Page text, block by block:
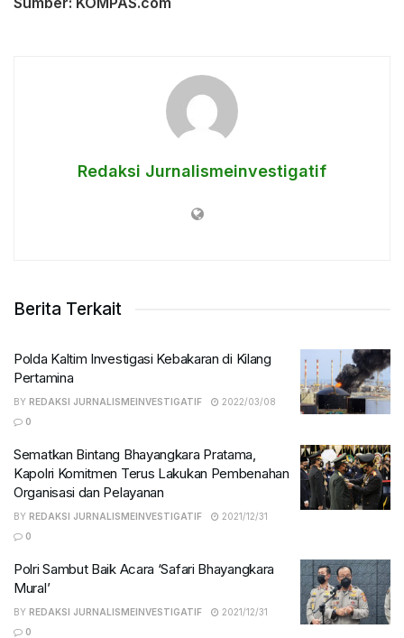
Redaksi Jurnalismeinvestigatif
Berita Terkait
Polda Kaltim Investigasi Kebakaran di Kilang
Pertamina
BY REDAKSI JURNALISMEINVESTIGATIF
2022/03/08
0
Sematkan Bintang Bhayangkara Pratama,
Kapolri Komitmen Terus Lakukan Pembenahan
Organisasi dan Pelayanan
BY REDAKSI JURNALISMEINVESTIGATIF
2021/12/31
0
Polri Sambut Baik Acara ‘Safari Bhayangkara
Mural’
BY REDAKSI JURNALISMEINVESTIGATIF
2021/12/31
0